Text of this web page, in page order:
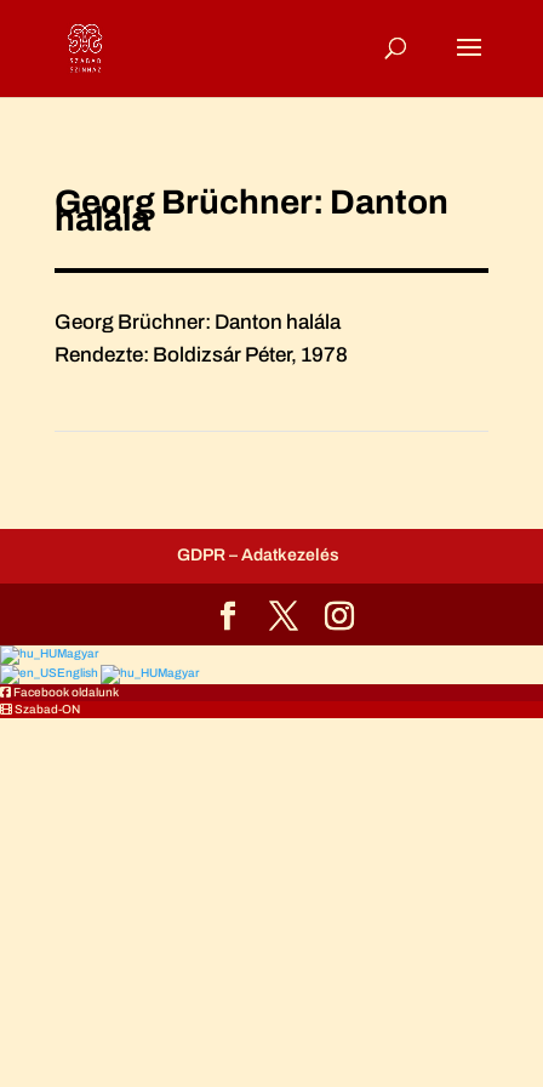
Georg Brüchner: Danton
halála
Georg Brüchner: Danton halála
Rendezte: Boldizsár Péter, 1978
GDPR – Adatkezelés
Magyar
English
Magyar
Facebook oldalunk
Szabad-ON